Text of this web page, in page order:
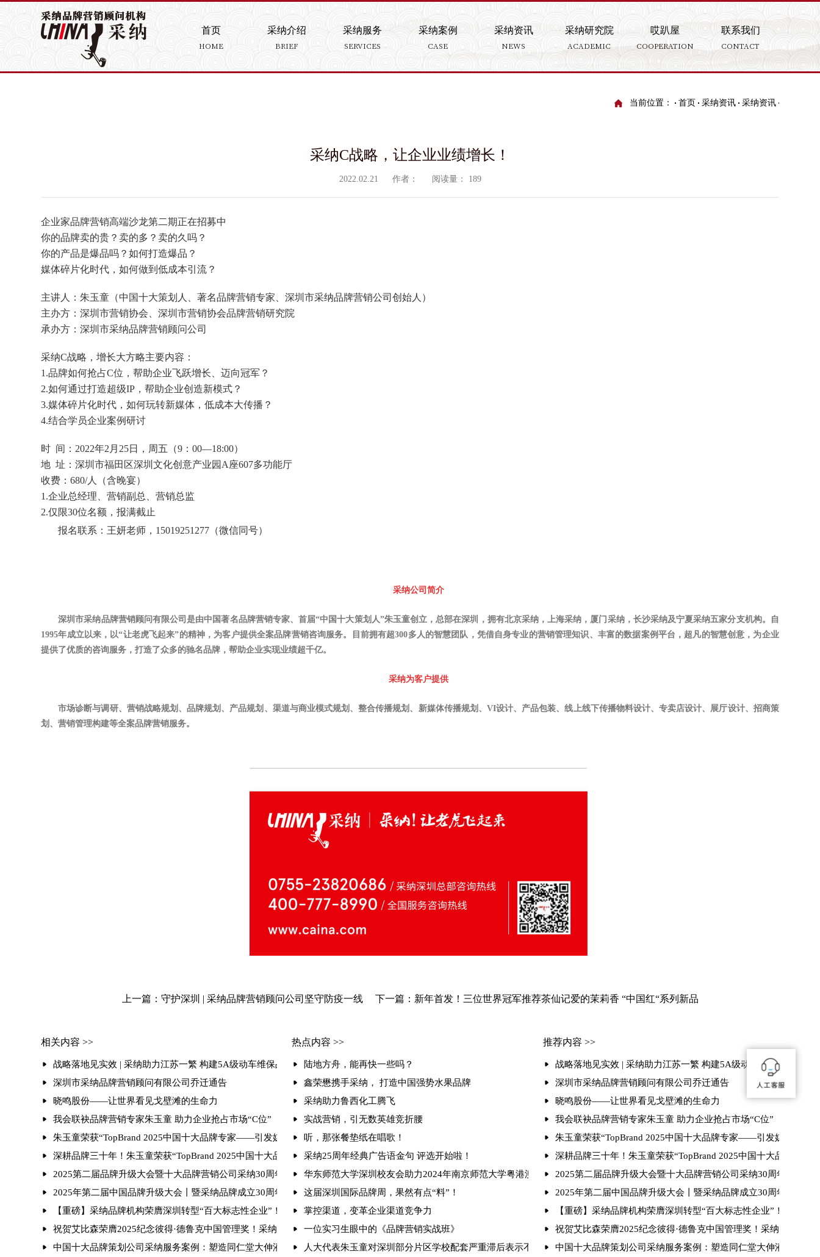
首页
HOME
采纳介绍
BRIEF
采纳服务
SERVICES
采纳案例
CASE
采纳资讯
NEWS
采纳研究院
ACADEMIC
哎趴屋
COOPERATION
联系我们
CONTACT
当前位置： 首页 采纳资讯 采纳资讯
采纳C战略，让企业业绩增长！
2022.02.21 作者： 阅读量： 189
企业家品牌营销高端沙龙第二期正在招募中
你的品牌卖的贵？卖的多？卖的久吗？
你的产品是爆品吗？如何打造爆品？
媒体碎片化时代，如何做到低成本引流？
主讲人：朱玉童（中国十大策划人、著名品牌营销专家、深圳市采纳品牌营销公司创始人）
主办方：深圳市营销协会、深圳市营销协会品牌营销研究院
承办方：深圳市采纳品牌营销顾问公司
采纳C战略，增长大方略主要内容：
1.品牌如何抢占C位，帮助企业飞跃增长、迈向冠军？
2.如何通过打造超级IP，帮助企业创造新模式？
3.媒体碎片化时代，如何玩转新媒体，低成本大传播？
4.结合学员企业案例研讨
时 间：2022年2月25日，周五（9：00—18:00）
地 址：深圳市福田区深圳文化创意产业园A座607多功能厅
收费：680/人（含晚宴）
1.企业总经理、营销副总、营销总监
2.仅限30位名额，报满截止
报名联系：王妍老师，15019251277（微信同号）
采纳公司简介
深圳市采纳品牌营销顾问有限公司是由中国著名品牌营销专家、首届“中国十大策划人”朱玉童创立，总部在深圳，拥有北京采纳，上海采纳，厦门采纳，长沙采纳及宁夏采纳五家分支机构。自
1995年成立以来，以“让老虎飞起来”的精神，为客户提供全案品牌营销咨询服务。目前拥有超300多人的智慧团队，凭借自身专业的营销管理知识、丰富的数据案例平台，超凡的智慧创意，为企业
提供了优质的咨询服务，打造了众多的驰名品牌，帮助企业实现业绩超千亿。
采纳为客户提供
市场诊断与调研、营销战略规划、品牌规划、产品规划、渠道与商业模式规划、整合传播规划、新媒体传播规划、VI设计、产品包装、线上线下传播物料设计、专卖店设计、展厅设计、招商策
划、营销管理构建等全案品牌营销服务。
上一篇：守护深圳 | 采纳品牌营销顾问公司坚守防疫一线 下一篇：新年首发！三位世界冠军推荐茶仙记爱的茉莉香 “中国红“系列新品
相关内容 >>
战略落地见实效 | 采纳助力江苏一繁 构建5A级动车维保品牌心智
深圳市采纳品牌营销顾问有限公司乔迁通告
晓鸣股份——让世界看见戈壁滩的生命力
我会联袂品牌营销专家朱玉童 助力企业抢占市场“C位”
朱玉童荣获“TopBrand 2025中国十大品牌专家——引发媒体的相继报道
深耕品牌三十年！朱玉童荣获“TopBrand 2025中国十大品牌专家”
2025第二届品牌升级大会暨十大品牌营销公司采纳30周年庆典 引发媒体的相继报道
2025年第二届中国品牌升级大会丨暨采纳品牌成立30周年庆典圆满举行聚焦“破难局·创增长”，共探品牌增长新路径
【重磅】采纳品牌机构荣膺深圳转型“百大标志性企业”！朱玉童抢位营销赋能3000家企业升级
祝贺艾比森荣膺2025纪念彼得·德鲁克中国管理奖！采纳品牌营销策划机构赋能标杆再攀高峰
中国十大品牌策划公司采纳服务案例：塑造同仁堂大伸液“中国保健酒宗师”品牌
热点内容 >>
陆地方舟，能再快一些吗？
鑫荣懋携手采纳， 打造中国强势水果品牌
采纳助力鲁西化工腾飞
实战营销，引无数英雄竞折腰
听，那张餐垫纸在唱歌！
采纳25周年经典广告语金句 评选开始啦！
华东师范大学深圳校友会助力2024年南京师范大学粤港澳校友年会圆满成功
这届深圳国际品牌周，果然有点“料”！
掌控渠道，变革企业渠道竞争力
一位实习生眼中的《品牌营销实战班》
人大代表朱玉童对深圳部分片区学校配套严重滞后表示不满意
推荐内容 >>
战略落地见实效 | 采纳助力江苏一繁 构建5A级动车维保品牌心智
深圳市采纳品牌营销顾问有限公司乔迁通告
晓鸣股份——让世界看见戈壁滩的生命力
我会联袂品牌营销专家朱玉童 助力企业抢占市场“C位”
朱玉童荣获“TopBrand 2025中国十大品牌专家——引发媒体的相
深耕品牌三十年！朱玉童荣获“TopBrand 2025中国十大品牌专家”
2025第二届品牌升级大会暨十大品牌营销公司采纳30周年庆典 引
2025年第二届中国品牌升级大会丨暨采纳品牌成立30周年庆典圆
【重磅】采纳品牌机构荣膺深圳转型“百大标志性企业”！朱玉童
祝贺艾比森荣膺2025纪念彼得·德鲁克中国管理奖！采纳品牌营
中国十大品牌策划公司采纳服务案例：塑造同仁堂大伸液“中国保